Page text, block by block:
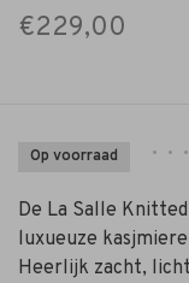
€229,00
Op voorraad • • •
De La Salle
luxueuze
Heerlijk zacht,